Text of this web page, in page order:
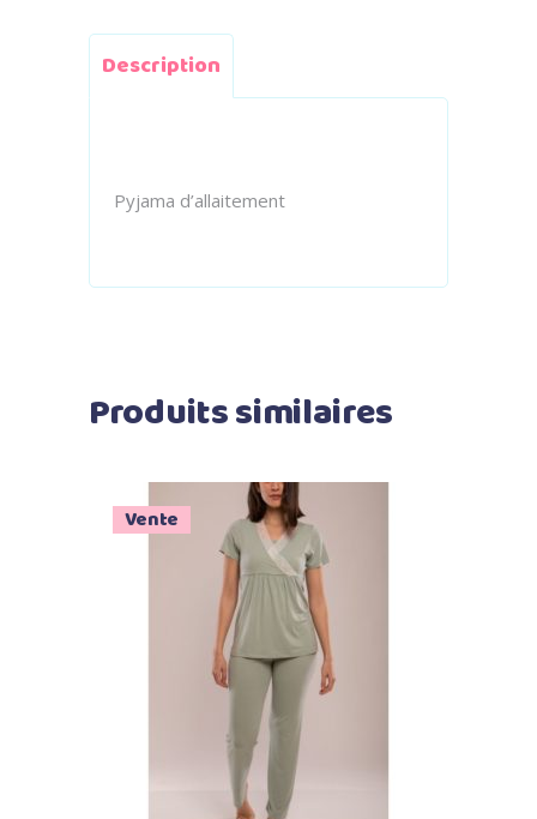
Description
Pyjama d’allaitement
Produits similaires
Vente
Ajouter au panier